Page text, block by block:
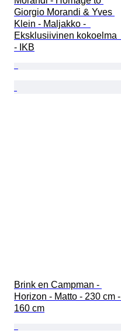
Giorgio Morandi & Yves
Klein - Maljakko -
Eksklusiivinen kokoelma
- IKB
Brink en Campman -
Horizon - Matto - 230 cm -
160 cm